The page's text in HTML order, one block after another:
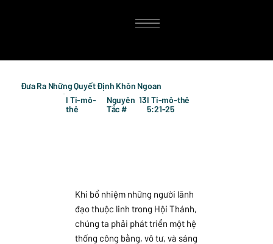
Đưa Ra Những Quyết Định Khôn Ngoan
I Ti-mô-
thê
Nguyên
Tắc #
13I Ti-mô-thê
5:21-25
Khi bổ nhiệm những người lãnh
đạo thuộc linh trong Hội Thánh,
chúng ta phải phát triển một hệ
thống công bằng, vô tư, và sáng